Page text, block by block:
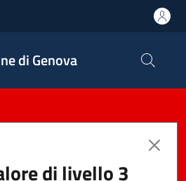
di Genova
di livello 3